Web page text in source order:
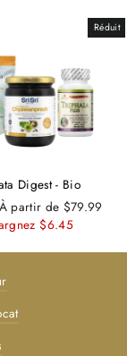
Réduit
Digest - Bio
Prix
À partir de $79.99
$6.45